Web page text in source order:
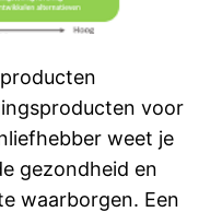
voor
weet je
gezondheid en
waarborgen. Een